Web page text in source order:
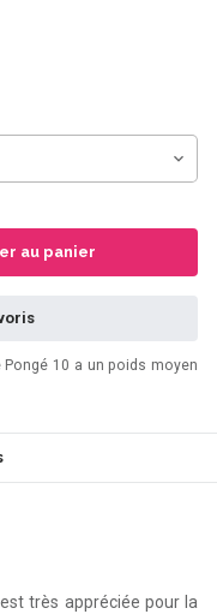
au panier
Pongé 10 a un poids moyen
très appréciée pour la